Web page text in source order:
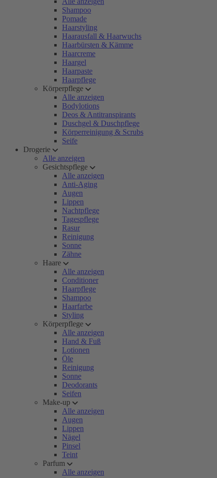
Shampoo
Pomade
Haarstyling
Haarausfall & Haarwuchs
Haarbürsten & Kämme
Haarcreme
Haargel
Haarpaste
Haarpflege
Körperpflege
Alle anzeigen
Bodylotions
Deos & Antitranspirants
Duschgel & Duschpflege
Körperreinigung & Scrubs
Seife
Drogerie
Alle anzeigen
Gesichtspflege
Alle anzeigen
Anti-Aging
Augen
Lippen
Nachtpflege
Tagespflege
Rasur
Reinigung
Sonne
Zähne
Haare
Alle anzeigen
Conditioner
Haarpflege
Shampoo
Haarfarbe
Styling
Körperpflege
Alle anzeigen
Hand & Fuß
Lotionen
Öle
Reinigung
Sonne
Deodorants
Seifen
Make-up
Alle anzeigen
Augen
Lippen
Nägel
Pinsel
Teint
Parfum
Alle anzeigen